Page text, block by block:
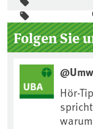
Folgen Sie
Hör-
warum #Klimaschutz die wichtigste